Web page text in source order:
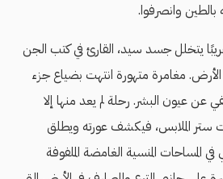
وانصرفوا.
يتخلل جسد سيد، القارئ في كتب الجن
مغامرة متهورة انتهت بضياع جزء
عن عيون البشر. رحلة لم يعد منها إلا
الملابس، فيكشف عورته ويطلق
المساحات المنسية الغامضة الملفوفة